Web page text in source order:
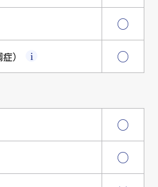
○
） ○
○
○